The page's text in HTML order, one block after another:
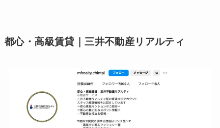
都心・高級賃貸｜三井不動産リアルティ